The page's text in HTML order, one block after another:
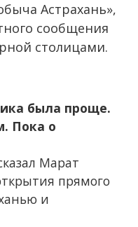
Астрахань»,
сообщения
столицами.
была проще.
Пока о
Марат
прямого
и